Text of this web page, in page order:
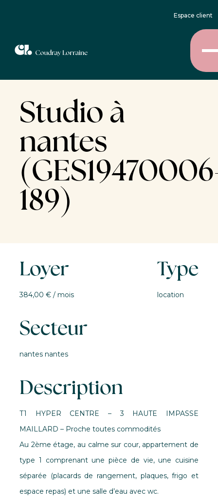
Espace client
Studio à
nantes
189)
Loyer
384,00 € / mois
Type
location
Secteur
nantes nantes
Description
T1 HYPER CENTRE – 3 HAUTE IMPASSE
MAILLARD – Proche toutes commodités
Au 2ème étage, au calme sur cour, appartement de
type 1 comprenant une pièce de vie, une cuisine
séparée (placards de rangement, plaques, frigo et
espace repas) et une salle d’eau avec wc.